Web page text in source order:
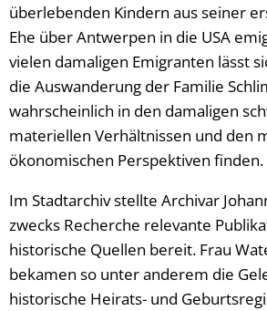
überlebenden Kindern aus seiner
Ehe über Antwerpen in die USA
vielen damaligen Emigranten lässt
die Auswanderung der Familie
wahrscheinlich in den damaligen
materiellen Verhältnissen und den
ökonomischen Perspektiven finden.
Im Stadtarchiv stellte Archivar
zwecks Recherche relevante
historische Quellen bereit. Frau
bekamen so unter anderem die
historische Heirats- und